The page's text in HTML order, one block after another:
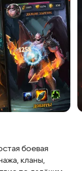
боевая
кланы,